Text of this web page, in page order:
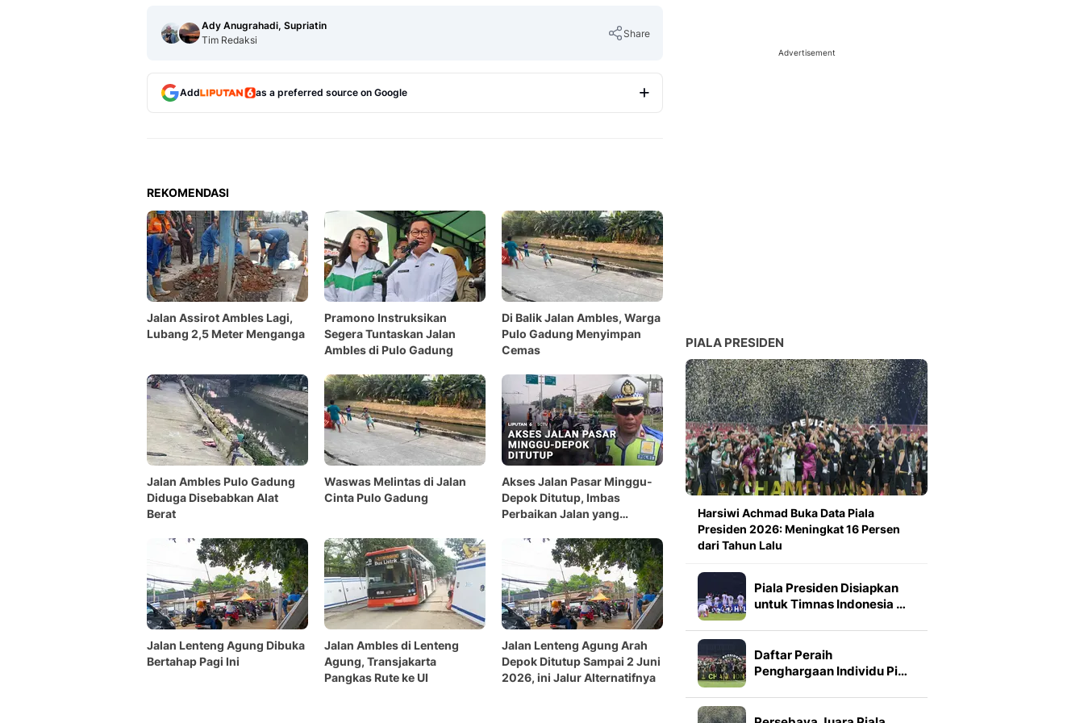
Ady Anugrahadi, Supriatin
Tim Redaksi
Share
Add as a preferred source on Google
REKOMENDASI
Jalan Assirot Ambles Lagi,
Lubang 2,5 Meter Menganga
Pramono Instruksikan
Segera Tuntaskan Jalan
Ambles di Pulo Gadung
Di Balik Jalan Ambles, Warga
Pulo Gadung Menyimpan
Cemas
Jalan Ambles Pulo Gadung
Diduga Disebabkan Alat
Berat
Waswas Melintas di Jalan
Cinta Pulo Gadung
Akses Jalan Pasar Minggu-
Depok Ditutup, Imbas
Perbaikan Jalan yang
Jalan Lenteng Agung Dibuka
Bertahap Pagi Ini
Jalan Ambles di Lenteng
Agung, Transjakarta
Pangkas Rute ke UI
Jalan Lenteng Agung Arah
Depok Ditutup Sampai 2 Juni
2026, ini Jalur Alternatifnya
Advertisement
PIALA PRESIDEN
Harsiwi Achmad Buka Data Piala
Presiden 2026: Meningkat 16 Persen
dari Tahun Lalu
Piala Presiden Disiapkan
untuk Timnas Indonesia …
Daftar Peraih
Penghargaan Individu Pi…